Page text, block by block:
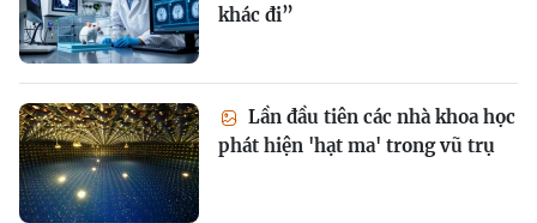
khác đi”
Lần đầu tiên các nhà khoa học
phát hiện 'hạt ma' trong vũ trụ